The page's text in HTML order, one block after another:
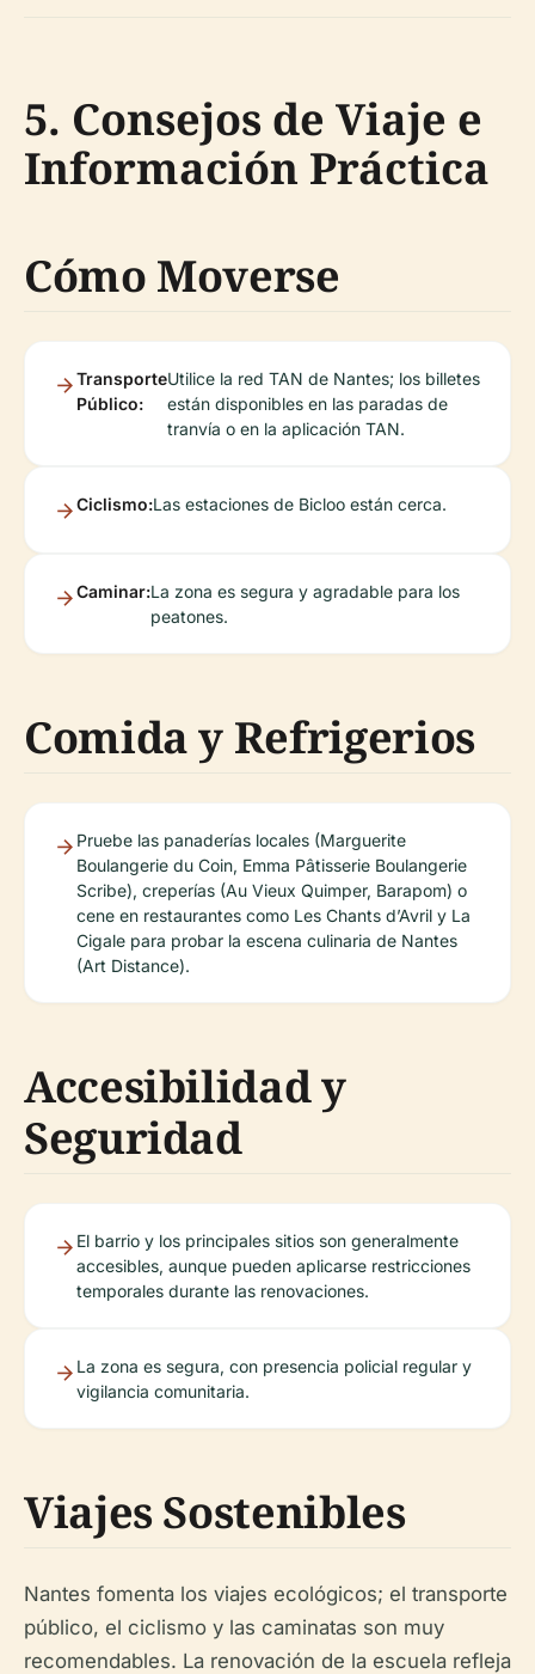
5. Consejos de Viaje e
Información Práctica
Cómo Moverse
Transporte
Público:
Utilice la red TAN de Nantes; los billetes
están disponibles en las paradas de
tranvía o en la aplicación TAN.
Ciclismo:Las estaciones de Bicloo están cerca.
Caminar:La zona es segura y agradable para los
peatones.
Comida y Refrigerios
Pruebe las panaderías locales (Marguerite
Boulangerie du Coin, Emma Pâtisserie Boulangerie
Scribe), creperías (Au Vieux Quimper, Barapom) o
cene en restaurantes como Les Chants d’Avril y La
Cigale para probar la escena culinaria de Nantes
(Art Distance).
Accesibilidad y
Seguridad
El barrio y los principales sitios son generalmente
accesibles, aunque pueden aplicarse restricciones
temporales durante las renovaciones.
La zona es segura, con presencia policial regular y
vigilancia comunitaria.
Viajes Sostenibles
Nantes fomenta los viajes ecológicos; el transporte
público, el ciclismo y las caminatas son muy
recomendables. La renovación de la escuela refleja